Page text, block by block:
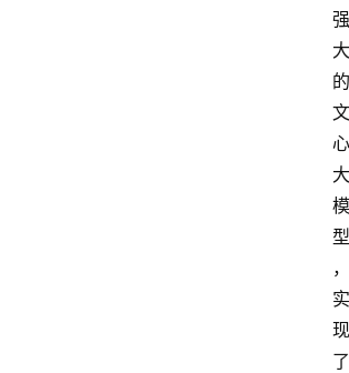
强
大
的
文
心
大
模
型
，
实
现
了